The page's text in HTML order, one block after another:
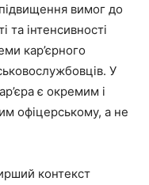
вимог до
та інтенсивності
кар’єрного
У
є окремим і
офіцерському, а не
контекст